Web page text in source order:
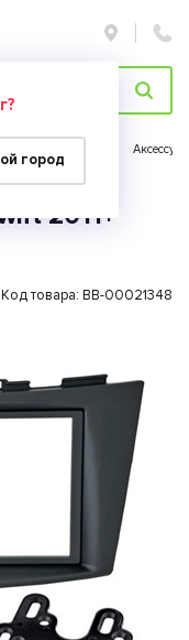
город
2011+
Код товара: BB-00021348